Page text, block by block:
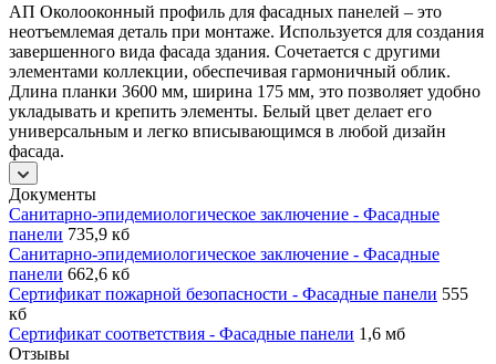
АП Околооконный профиль для фасадных панелей – это
неотъемлемая деталь при монтаже. Используется для создания
завершенного вида фасада здания. Сочетается с другими
элементами коллекции, обеспечивая гармоничный облик.
Длина планки 3600 мм, ширина 175 мм, это позволяет удобно
укладывать и крепить элементы. Белый цвет делает его
универсальным и легко вписывающимся в любой дизайн
фасада.
Документы
Санитарно-эпидемиологическое заключение - Фасадные
панели 735,9 кб
Санитарно-эпидемиологическое заключение - Фасадные
панели 662,6 кб
Сертификат пожарной безопасности - Фасадные панели 555
кб
Сертификат соответствия - Фасадные панели 1,6 мб
Отзывы